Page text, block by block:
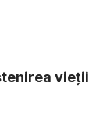
vieții